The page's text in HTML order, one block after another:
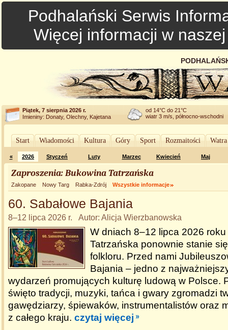
Podhalański Serwis
Więcej informacji w
Piątek, 7 sierpnia 2026 r.
Imieniny: Donaty, Olechny, Kajetana
od 14°C do 21°C
wiatr 3 m/s, północno-wschodni
Start Wiadomości Kultura Góry Sport Rozmaitości
« 2026 Styczeń Luty Marzec Kwiecień Maj
Zaproszenia: Bukowina Tatrzańska
Zakopane Nowy Targ Rabka-Zdrój Wszystkie informacje
60. Sabałowe Bajania
8–12 lipca 2026 r. Autor: Alicja Wierzbanowska
W dniach 8–12 lipca 2026
Tatrzańska ponownie stanie
folkloru. Przed nami
Bajania – jedno z
wydarzeń promujących kulturę ludową w Polsce.
święto tradycji, muzyki, tańca i gwary zgromadzi
gawędziarzy, śpiewaków, instrumentalistów oraz
z całego kraju. czytaj więcej